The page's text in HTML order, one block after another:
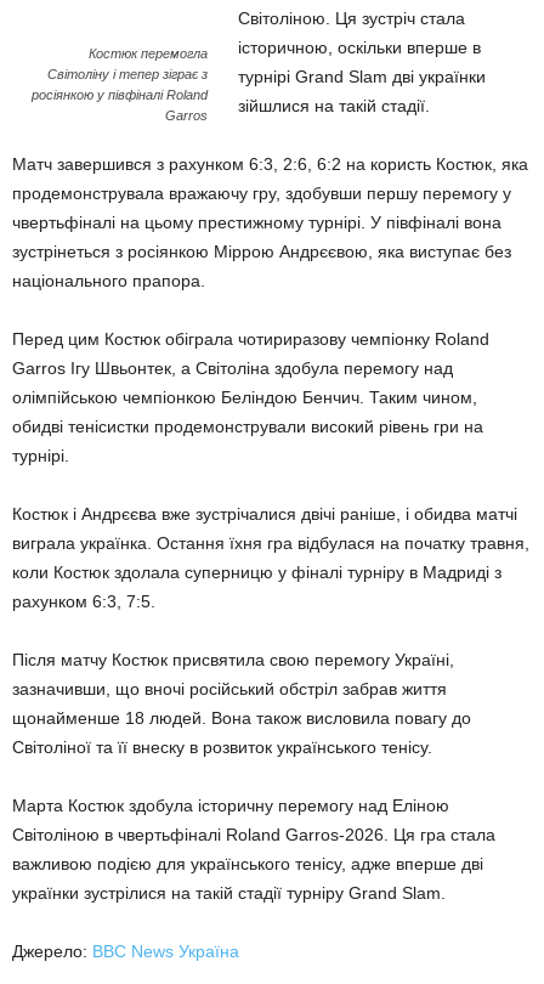
Костюк перемогла
Світоліну і тепер зіграє з
росіянкою у півфіналі Roland
Garros
Світоліною. Ця зустріч стала
історичною, оскільки вперше в
турнірі Grand Slam дві українки
зійшлися на такій стадії.
Матч завершився з рахунком 6:3, 2:6, 6:2 на користь Костюк, яка
продемонструвала вражаючу гру, здобувши першу перемогу у
чвертьфіналі на цьому престижному турнірі. У півфіналі вона
зустрінеться з росіянкою Міррою Андрєєвою, яка виступає без
національного прапора.
Перед цим Костюк обіграла чотириразову чемпіонку Roland
Garros Ігу Швьонтек, а Світоліна здобула перемогу над
олімпійською чемпіонкою Беліндою Бенчич. Таким чином,
обидві тенісистки продемонстрували високий рівень гри на
турнірі.
Костюк і Андрєєва вже зустрічалися двічі раніше, і обидва матчі
виграла українка. Остання їхня гра відбулася на початку травня,
коли Костюк здолала суперницю у фіналі турніру в Мадриді з
рахунком 6:3, 7:5.
Після матчу Костюк присвятила свою перемогу Україні,
зазначивши, що вночі російський обстріл забрав життя
щонайменше 18 людей. Вона також висловила повагу до
Світоліної та її внеску в розвиток українського тенісу.
Марта Костюк здобула історичну перемогу над Еліною
Світоліною в чвертьфіналі Roland Garros-2026. Ця гра стала
важливою подією для українського тенісу, адже вперше дві
українки зустрілися на такій стадії турніру Grand Slam.
Джерело: BBC News Україна